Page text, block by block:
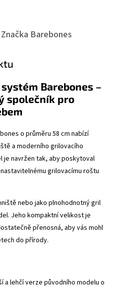
Značka Barebones
Barebones –
společník pro
o průměru 58 cm nabízí
a moderního grilovacího
je navržen tak, aby poskytoval
grilovacímu roštu
nebo jako plnohodnotný gril
Jeho kompaktní velikost je
přenosná, aby vás mohl
do přírody.
a lehčí verze původního modelu o